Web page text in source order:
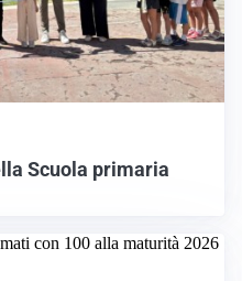
Scuola primaria